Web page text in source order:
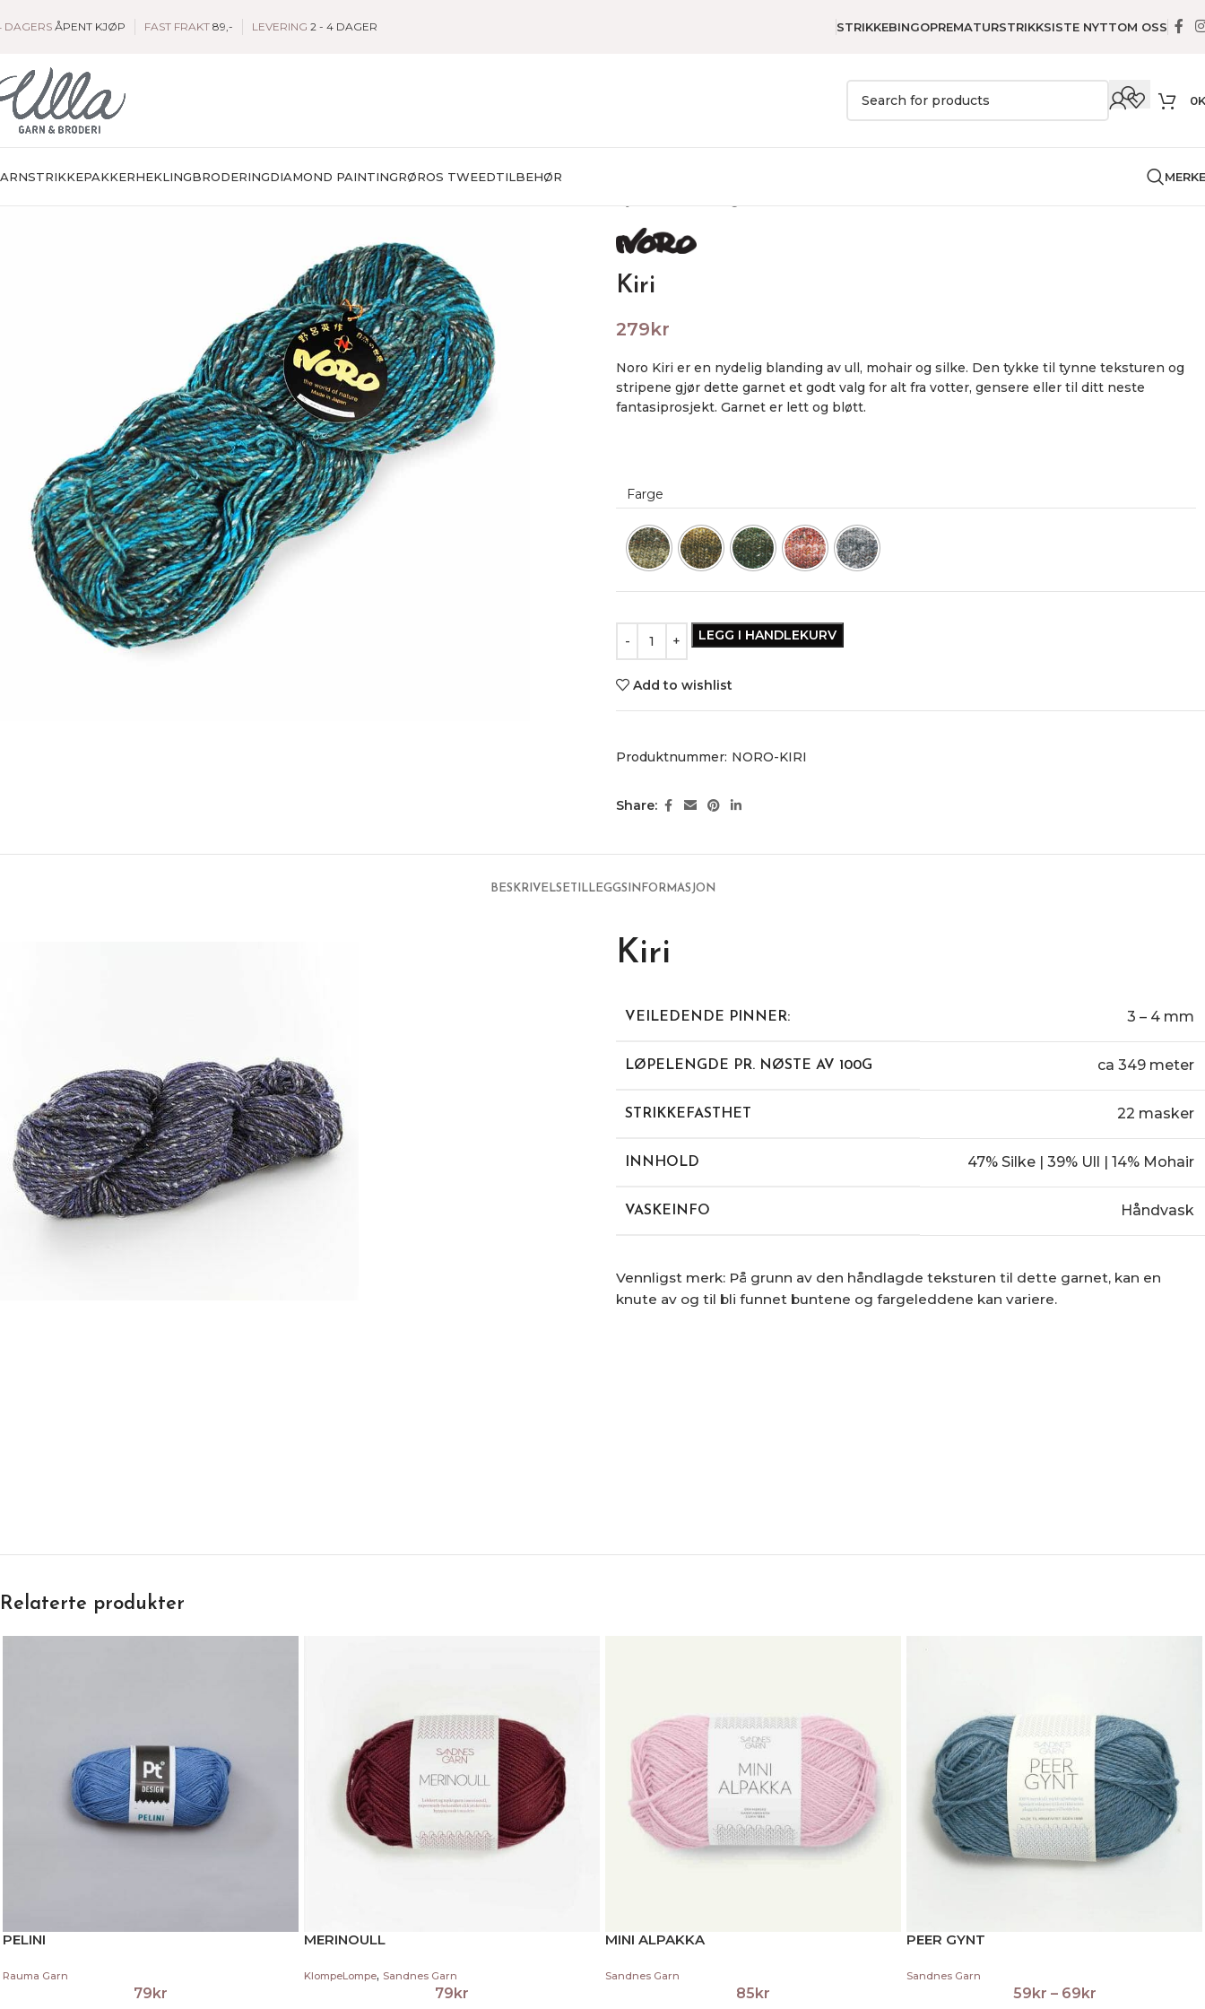
DAGERS ÅPENT KJØP FAST FRAKT 89,- LEVERING 2 - 4 DAGER STRIKKEBINGOPREMATURSTRIKKSISTE NYTTOM OSS
0
STRIKKEPAKKERHEKLINGBRODERINGDIAMOND PAINTINGRØROS TWEEDTILBEHØR
Kiri
279kr
Noro Kiri er en nydelig blanding av ull, mohair og silke. Den tykke til tynne teksturen og
stripene gjør dette garnet et godt valg for alt fra votter, gensere eller til ditt neste
fantasiprosjekt. Garnet er lett og bløtt.
Farge
LEGG I HANDLEKURV
Add to wishlist
Produktnummer: NORO-KIRI
Share:
BESKRIVELSETILLEGGSINFORMASJON
Kiri
VEILEDENDE PINNER: 3 – 4 mm
LØPELENGDE PR. NØSTE AV 100G ca 349 meter
STRIKKEFASTHET 22 masker
INNHOLD 47% Silke | 39% Ull | 14% Mohair
VASKEINFO Håndvask
Vennligst merk: På grunn av den håndlagde teksturen til dette garnet, kan en
knute av og til bli funnet buntene og fargeleddene kan variere.
Relaterte produkter
PELINI
Rauma Garn
79 kr
MERINOULL
KlompeLompe, Sandnes Garn
79 kr
MINI ALPAKKA
Sandnes Garn
85 kr
PEER GYNT
Sandnes Garn
59 kr – 69 kr